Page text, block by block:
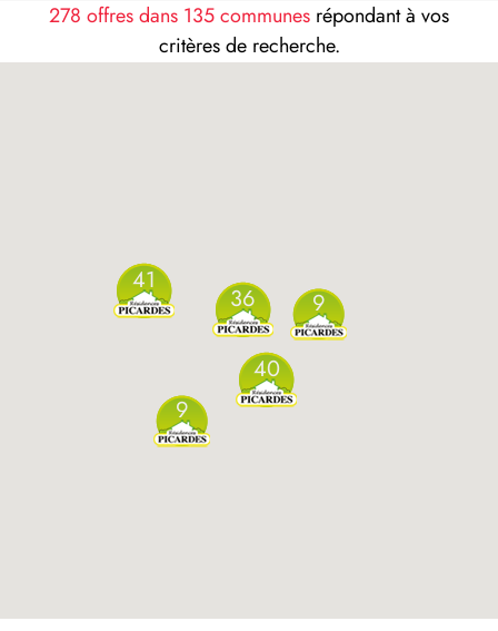
278 offres dans 135 communes répondant à vos
critères de recherche.
41
40
36 9
9